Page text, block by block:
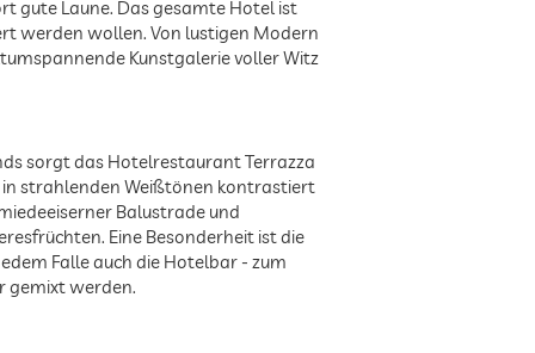
gute Laune. Das gesamte Hotel ist
werden wollen. Von lustigen Modern
Kunstgalerie voller Witz
sorgt das Hotelrestaurant Terrazza
in strahlenden Weißtönen kontrastiert
Balustrade und
Eine Besonderheit ist die
Falle auch die Hotelbar - zum
gemixt werden.